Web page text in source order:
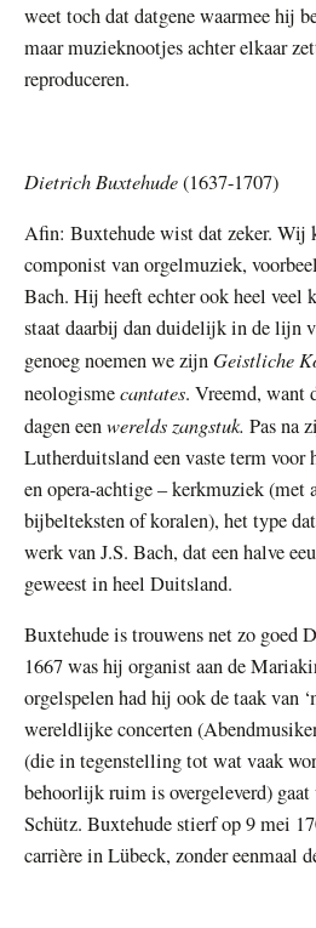
weet toch dat datgene waarmee hij
maar muzieknootjes achter elkaar
reproduceren.
Dietrich Buxtehude(1637-1707)
Afin: Buxtehude wist dat zeker. Wij
componist van orgelmuziek,
Bach. Hij heeft echter ook heel veel
staat daarbij dan duidelijk in de lijn
genoeg noemen we zijnGeistliche
neologismecantates. Vreemd, want
dagen eenwerelds zangstuk. Pas na
Lutherduitsland een vaste term voor
en opera-achtige – kerkmuziek (met
bijbelteksten of koralen), het type
werk van J.S. Bach, dat een halve
geweest in heel Duitsland.
Buxtehude is trouwens net zo goed
1667 was hij organist aan de
orgelspelen had hij ook de taak van
wereldlijke concerten
(die in tegenstelling tot wat vaak
behoorlijk ruim is overgeleverd)
Schütz. Buxtehude stierf op 9 mei
carrière in Lübeck, zonder eenmaal